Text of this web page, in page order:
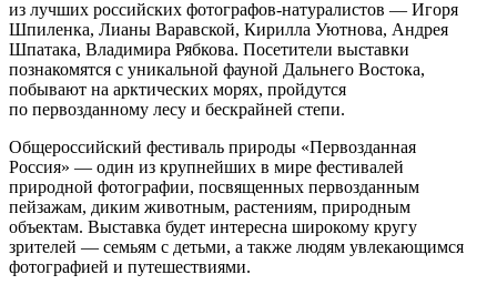
из лучших российских фотографов-натуралистов — Игоря
Шпиленка, Лианы Варавской, Кирилла Уютнова, Андрея
Шпатака, Владимира Рябкова. Посетители выставки
познакомятся с уникальной фауной Дальнего Востока,
побывают на арктических морях, пройдутся
по первозданному лесу и бескрайней степи.
Общероссийский фестиваль природы «Первозданная
Россия» — один из крупнейших в мире фестивалей
природной фотографии, посвященных первозданным
пейзажам, диким животным, растениям, природным
объектам. Выставка будет интересна широкому кругу
зрителей — семьям с детьми, а также людям увлекающимся
фотографией и путешествиями.